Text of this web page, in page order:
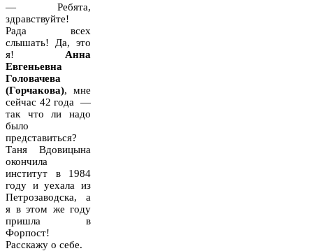
— Ребята,
здравствуйте!
Рада всех
слышать! Да, это
я!
Анна
Евгеньевна
Головачева
(Горчакова), мне
сейчас 42 года
—
так что ли надо
было
представиться?
Таня Вдовицына
окончила
институт в 1984
году и уехала из
Петрозаводска,
а
я в этом же году
пришла в
Форпост!
Расскажу о себе.